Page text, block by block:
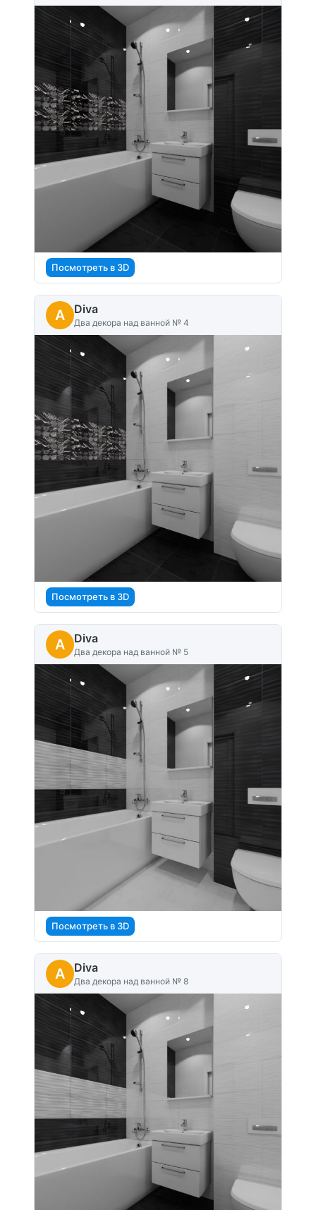
Посмотреть в 3D
A Diva
Два декора над ванной № 4
Посмотреть в 3D
A Diva
Два декора над ванной № 5
Посмотреть в 3D
A Diva
Два декора над ванной № 8